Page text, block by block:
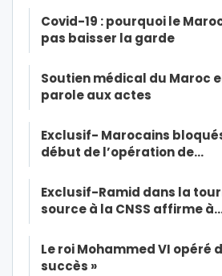
Covid-19 : pourquoi le
pas baisser la garde
Soutien médical du Maroc
parole aux actes
Exclusif- Marocains
début de l’opération de…
Exclusif-Ramid dans la
source à la CNSS affirme
Le roi Mohammed VI opéré
succès »